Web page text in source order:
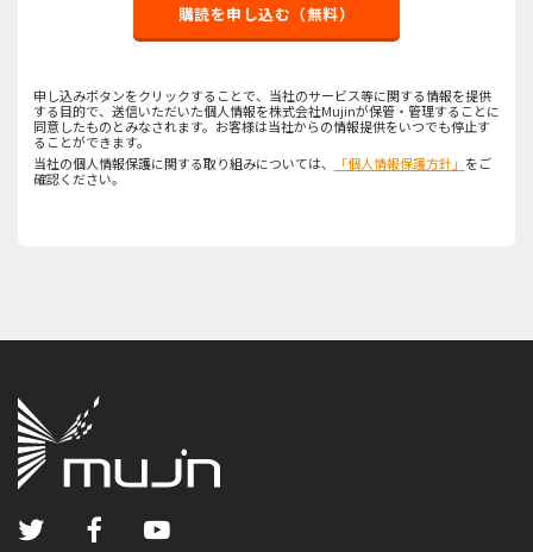
購読を申し込む（無料）
申し込みボタンをクリックすることで、当社のサービス等に関する情報を提供
する目的で、送信いただいた個人情報を株式会社Mujinが保管・管理することに
同意したものとみなされます。お客様は当社からの情報提供をいつでも停止す
ることができます。
当社の個人情報保護に関する取り組みについては、
「個人情報保護方針」 をご
確認ください。